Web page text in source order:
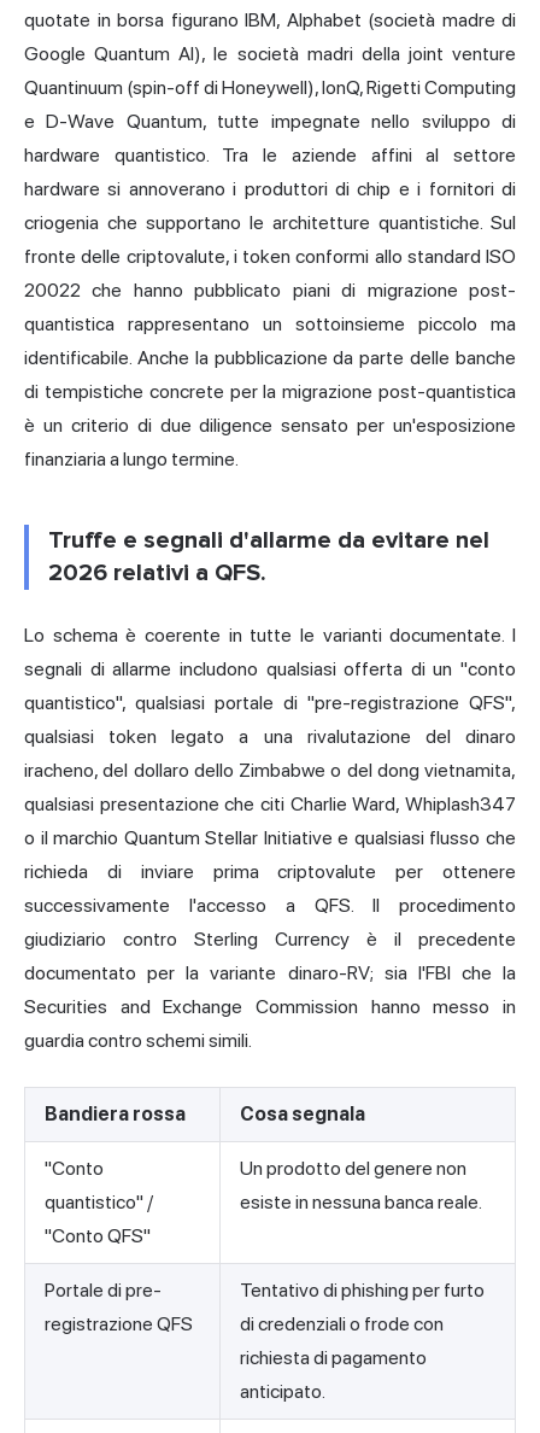
quotate in borsa figurano IBM, Alphabet (società madre di
Google Quantum AI), le società madri della joint venture
Quantinuum (spin-off di Honeywell),IonQ, Rigetti Computing
e D-Wave Quantum, tutte impegnate nello sviluppo di
hardware quantistico. Tra le aziende affini al settore
hardware si annoverano i produttori di chip e i fornitori di
criogenia che supportano le architetture quantistiche. Sul
fronte delle criptovalute, i token conformi allo standard ISO
20022 che hanno pubblicato piani di migrazione post-
quantistica rappresentano un sottoinsieme piccolo ma
identificabile. Anche la pubblicazione da parte delle banche
di tempistiche concrete per la migrazione post-quantistica
è un criterio di due diligence sensato per un'esposizione
finanziaria a lungo termine.
Truffe e segnali d'allarme da evitare nel
2026 relativi a QFS.
Lo schema è coerente in tutte le varianti documentate. I
segnali di allarme includono qualsiasi offerta di un "conto
quantistico", qualsiasi portale di "pre-registrazione QFS",
qualsiasi token legato a una rivalutazione del dinaro
iracheno, del dollaro dello Zimbabwe o del dong vietnamita,
qualsiasi presentazione che citi Charlie Ward, Whiplash347
o il marchio Quantum Stellar Initiative e qualsiasi flusso che
richieda di inviare prima criptovalute per ottenere
successivamente l'accesso a QFS. Il procedimento
giudiziario contro Sterling Currency è il precedente
documentato per la variante dinaro-RV; sia l'FBI che la
Securities and Exchange Commission hanno messo in
guardia contro schemi simili.
Bandiera rossa Cosa segnala
"Conto
quantistico" /
"Conto QFS"
Un prodotto del genere non
esiste in nessuna banca reale.
Portale di pre-
registrazione QFS
Tentativo di phishing per furto
di credenziali o frode con
richiesta di pagamento
anticipato.